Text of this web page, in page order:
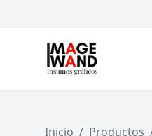
Inicio / Productos